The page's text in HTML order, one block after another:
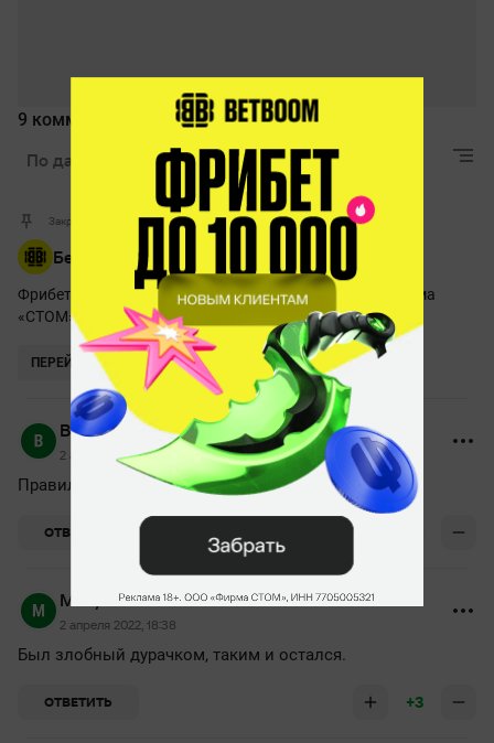
9 комментариев
По дате Лучшие Актуальные
Закрепленный комментарий
Бесплатная ставка!
Фрибет до 10 000 новым клиентам! Реклама. ООО Фирма
«СТОМ» 18+
ПЕРЕЙТИ
Валерий Африка
2 апреля 2022, 13:32
Правильно!
ОТВЕТИТЬ
Матумбыч
2 апреля 2022, 18:38
Был злобный дурачком, таким и остался.
ОТВЕТИТЬ +3